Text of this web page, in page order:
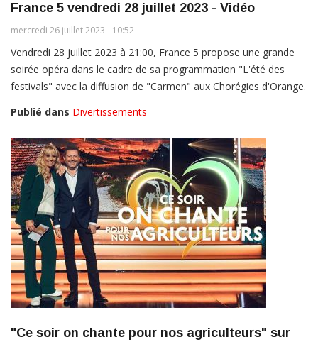
France 5 vendredi 28 juillet 2023 - Vidéo
mercredi 26 juillet 2023 - 10:52
Vendredi 28 juillet 2023 à 21:00, France 5 propose une grande
soirée opéra dans le cadre de sa programmation "L'été des
festivals" avec la diffusion de "Carmen" aux Chorégies d'Orange.
Publié dans Divertissements
"Ce soir on chante pour nos agriculteurs" sur